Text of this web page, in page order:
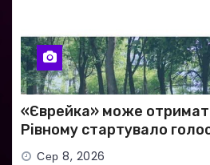
«Єврейка» може
Рівному стартувало
Сер 8, 2026